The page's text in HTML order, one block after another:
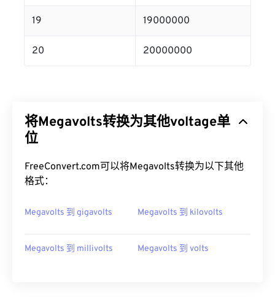
19 19000000
20 20000000
将Megavolts转换为其他voltage单
位
FreeConvert.com可以将Megavolts转换为以下其他
格式：
Megavolts 到 gigavolts Megavolts 到 kilovolts
Megavolts 到 millivolts Megavolts 到 volts